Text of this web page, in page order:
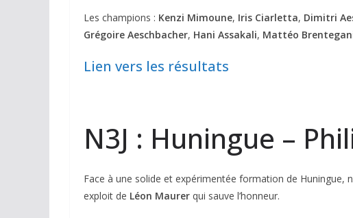
Les champions : Kenzi Mimoune, Iris Ciarletta, Dimitri A
Grégoire Aeschbacher, Hani Assakali, Mattéo
Lien vers les résultats
N3J : Huningue –
Face à une solide et expérimentée formation de Huningue,
exploit de Léon Maurer qui sauve l’honneur.